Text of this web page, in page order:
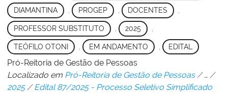
DIAMANTINA , PROGEP , DOCENTES ,
PROFESSOR SUBSTITUTO 2025
TEÓFILO OTONI EM ANDAMENTO EDITAL
Pró-Reitoria de Gestão de Pessoas
Localizado em Pró-Reitoria de Gestão de Pessoas /… /
2025 /Edital 87/2025 - Processo Seletivo Simplificado